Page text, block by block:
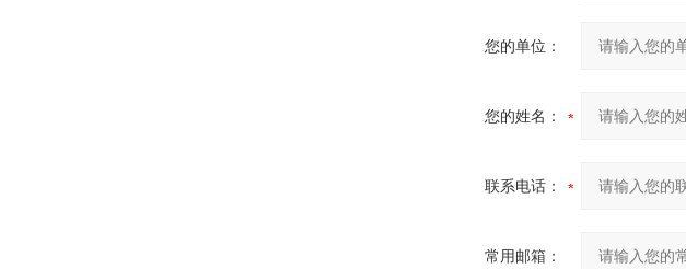
您的单位：
您的姓名：
联系电话：
常用邮箱：